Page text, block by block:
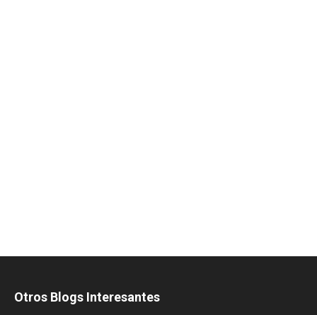
Otros Blogs Interesantes